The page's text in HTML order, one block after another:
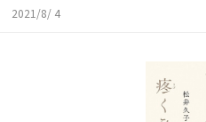
2021/8/ 4